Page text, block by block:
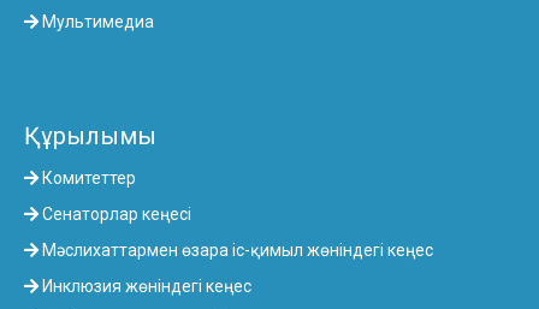
Мультимедиа
Құрылымы
Комитеттер
Сенаторлар кеңесі
Мәслихаттармен өзара іс-қимыл жөніндегі кеңес
Инклюзия жөніндегі кеңес